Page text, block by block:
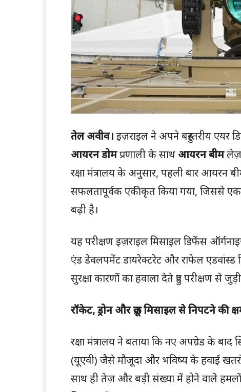
तेल अवीव। इज़राइल ने अपने बहुस्तरीय एयर
आयरन डोमप्रणाली के साथ आयरन बीम
रक्षा मंत्रालय के अनुसार, पहली बार
सफलतापूर्वक एकीकृत किया गया, जिससे एक
बढ़ी है।
यह परीक्षण इज़राइल मिसाइल डिफेंस
एंड डेवलपमेंट डायरेक्टरेट और राफेल एडवांस्ड
सुरक्षा कारणों का हवाला देते हुए परीक्षण से
रॉकेट, ड्रोन और क्रूज़ मिसाइल से निपटने की
रक्षा मंत्रालय ने बताया कि नए अपग्रेड के
(यूएवी) जैसे मौजूदा और भविष्य के हवाई
साथ ही तेज़ और बड़ी संख्या में होने वाले